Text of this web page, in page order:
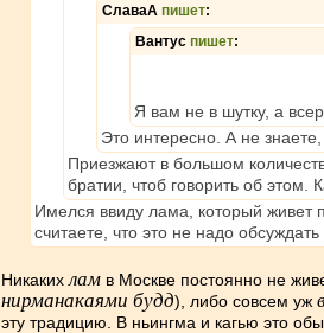
СлаваА пишет:
Вантус пишет:
Я вам не в шутку, а
Это интересно. А не знаете,
Приезжают в большом
братии, чтоб говорить об этом.
Имелся ввиду лама, который живет
считаете, что это не надо
Никаких лам в Москве постоянно не
нирманакаями будд), либо совсем уж
эту традицию. В ньингма и кагью это